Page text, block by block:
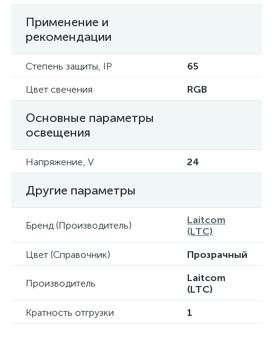
Применение и
рекомендации
Степень защиты, IP
65
Цвет свечения
RGB
Основные параметры
освещения
Напряжение, V 24
Другие параметры
Бренд (Производитель)
Laitcom
(LTC)
Цвет (Справочник)
Прозрачный
Производитель
Laitcom
(LTC)
Кратность отгрузки
1